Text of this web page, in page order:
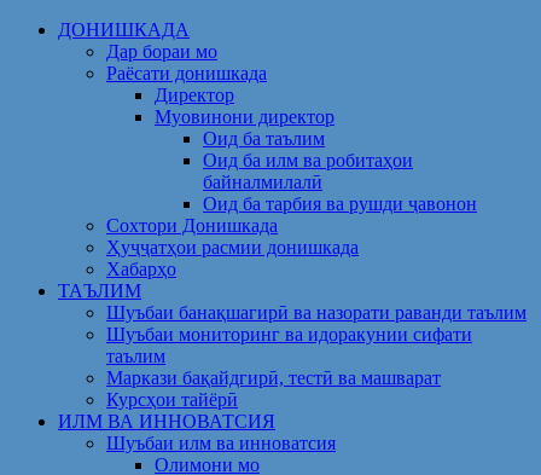
Skip
ДОНИШКАДА
Дар бораи мо
Раёсати донишкада
Директор
Муовинони директор
Оид ба таълим
Оид ба илм ва робитаҳои
байналмилалӣ
Оид ба тарбия ва рушди ҷавонон
Сохтори Донишкада
Ҳуҷҷатҳои расмии донишкада
Хабарҳо
ТАЪЛИМ
Шуъбаи банақшагирӣ ва назорати раванди таълим
Шуъбаи мониторинг ва идоракунии сифати
таълим
Маркази бақайдгирӣ, тестӣ ва машварат
Курсҳои тайёрӣ
ИЛМ ВА ИННОВАТСИЯ
Шуъбаи илм ва инноватсия
Олимони мо